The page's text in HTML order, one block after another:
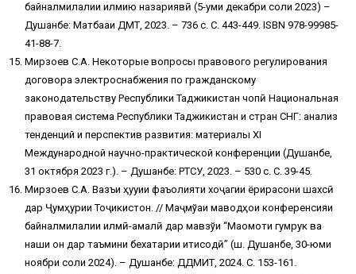
байналмилалии илмию назариявӣ (5-уми декабри соли 2023) –
Душанбе: Матбааи ДМТ, 2023. – 736 с. С. 443-449. ISBN 978-99985-
41-88-7.
Мирзоев С.А. Некоторые вопросы правового регулирования
договора электроснабжения по гражданскому
законодательству Республики Таджикистан чопӣ Национальная
правовая система Республики Таджикистан и стран СНГ: анализ
тенденций и перспектив развития: материалы ХI
Международной научно-практической конференции (Душанбе,
31 октября 2023 г.). – Душанбе: РТСУ, 2023. – 530 с. С. 39-45.
Мирзоев С.А. Вазъи ҳуқуқии фаъолияти хоҷагии ёрирасони шахсӣ
дар Ҷумҳурии Тоҷикистон. // Маҷмўаи маводҳои конференсияи
байналмилалии илмӣ-амалӣ дар мавзўи “Мақомоти гумрук ва
нақши он дар таъмини бехатарии иқтисодӣ” (ш. Душанбе, 30-юми
ноябри соли 2024). – Душанбе: ДДМИТ, 2024. С. 153-161.